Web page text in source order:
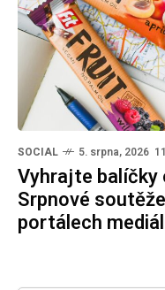
SOCIAL 5. srpna, 2026
Vyhrajte balíčky
Srpnové
portálech